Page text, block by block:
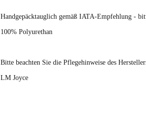
Handgepäcktauglich gemäß IATA-Empfehlung -
100% Polyurethan
Bitte beachten Sie die Pflegehinweise des
LM Joyce